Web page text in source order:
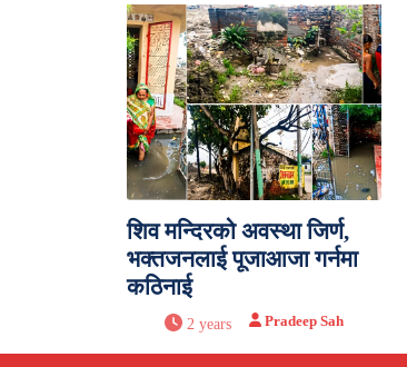
शिव मन्दिरको अवस्था जिर्ण,
भक्तजनलाई पूजाआजा गर्नमा
कठिनाई
2 years Pradeep Sah